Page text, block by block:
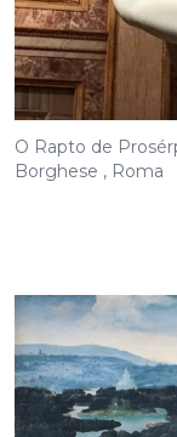
O Rapto de
Borghese ,